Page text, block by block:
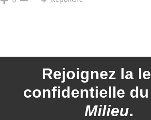
Rejoignez la
confidentielle du
Milieu.